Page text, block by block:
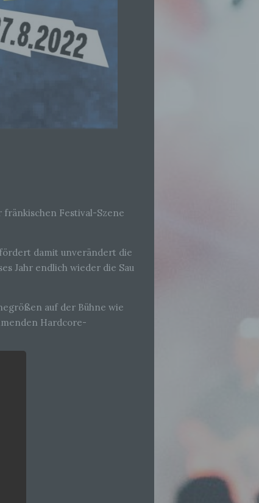
Festival-Szene
fördert damit unverändert die
Jahr endlich wieder die Sau
auf der Bühne wie
Hardcore-